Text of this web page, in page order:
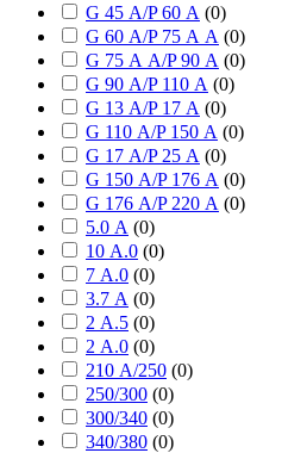
G 45 А/P 60 А (0)
G 60 А/P 75 А А (0)
G 75 А А/P 90 А (0)
G 90 А/P 110 А (0)
G 13 А/P 17 А (0)
G 110 А/P 150 А (0)
G 17 А/P 25 А (0)
G 150 А/P 176 А (0)
G 176 А/P 220 А (0)
5.0 А (0)
10 А.0 (0)
7 А.0 (0)
3.7 А (0)
2 А.5 (0)
2 А.0 (0)
210 А/250 (0)
250/300 (0)
300/340 (0)
340/380 (0)